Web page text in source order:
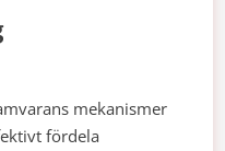
mekanismer
fördela